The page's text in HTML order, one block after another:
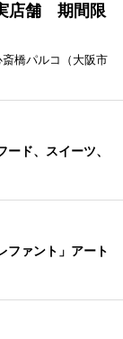
店舗 期間限
斎橋パルコ（大阪市
ド、スイーツ、
ファント」アート